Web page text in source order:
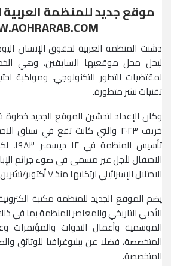
موقع جديد للمنظمة
دشنت المنظمة العربية لحقوق الإنسان
ليحل محل موقعيها السابقين، وهي
لمقتضيات التطور التكنولوجي، ومواكبة
تقنيات نشر متطورة.
وكان الإعداد لتدشين الموقع الجديد
تأسيس
الاحتفال لأجل غير مسمى في ضوء جرائم
الاحتلال الإسرائيلي ارتكابها منذ ٧ أكتوبر/تشرين أول الماضي.
يضم الموقع الجديد للمنظمة مكتبة
الأدبي التاريخي والمعاصر للمنظمة بما في ذلك
الموسمية وأعمال الندوات والمؤتمرات
المتخصصة، فضلا عن ببليوغرافيا للوثائق
المتخصصة.